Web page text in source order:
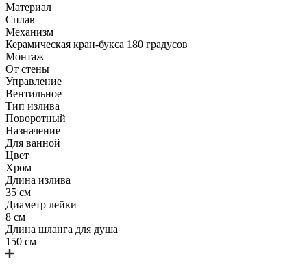
Материал
Сплав
Механизм
Керамическая кран-букса 180 градусов
Монтаж
От стены
Управление
Вентильное
Тип излива
Поворотный
Назначение
Для ванной
Цвет
Хром
Длина излива
35 см
Диаметр лейки
8 см
Длина шланга для душа
150 см